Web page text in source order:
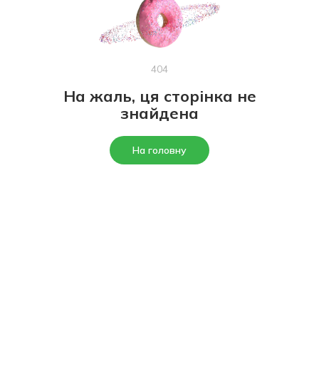
404
На жаль, ця сторінка не
знайдена
На головну